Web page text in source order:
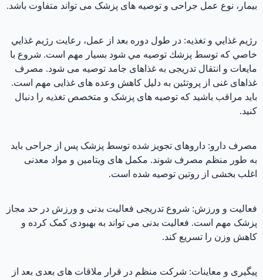
بیمار، نوع عمل جراحی و توصیه های پزشک می تواند متفاوت باشد.
رژيم غذايي و تغذيه: در طول دوره بعد از عمل، رعايت رژيم غذايي
خاصي كه توسط پزشك توصيه مي شود بسيار مهم است. شروع با
مایعات و انتقال تدریجی به غذاهای جامد توصیه می شود. مصرف
غذاهای غنی از پروتئین به دلیل کاهش وعده های غذایی مهم است.
باید مراقب باشید که توصیه های پزشک و متخصص تغذیه را دنبال
کنید.
مصرف دارو: داروهای تجویز شده توسط پزشک پس از جراحی باید
به طور منظم مصرف شوند. مکمل های ویتامین و مواد معدنی
اغلب بخشی از روتین توصیه شده است.
فعالیت و ورزش: شروع تدریجی فعالیت بدنی و ورزش در حد مجاز
پزشک مهم است. فعالیت بدنی می تواند به بهبودی کمک کرده و
کاهش وزن را تسریع کند.
پیگیری و معاینات: شرکت منظم در قرار ملاقات های بعدی بعد از